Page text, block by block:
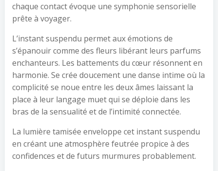
chaque contact évoque une symphonie sensorielle
prête à voyager.
L’instant suspendu permet aux émotions de
s’épanouir comme des fleurs libérant leurs parfums
enchanteurs. Les battements du cœur résonnent en
harmonie. Se crée doucement une danse intime où la
complicité se noue entre les deux âmes laissant la
place à leur langage muet qui se déploie dans les
bras de la sensualité et de l’intimité connectée.
La lumière tamisée enveloppe cet instant suspendu
en créant une atmosphère feutrée propice à des
confidences et de futurs murmures probablement.